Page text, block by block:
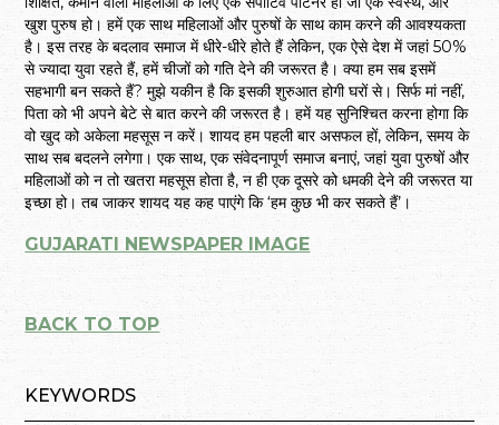
खुश पुरुष हो। हमें एक साथ महिलाओं और पुरुषों के साथ काम करने की आवश्यकता
है। इस तरह के बदलाव समाज में धीरे-धीरे होते हैं लेकिन, एक ऐसे देश में जहां 50%
से ज्यादा युवा रहते हैं, हमें चीजों को गति देने की जरूरत है। क्या हम सब इसमें
सहभागी बन सकते हैं? मुझे यकीन है कि इसकी शुरुआत होगी घरों से। सिर्फ मां नहीं,
पिता को भी अपने बेटे से बात करने की जरूरत है। हमें यह सुनिश्चित करना होगा कि
वो खुद को अकेला महसूस न करें। शायद हम पहली बार असफल हों, लेकिन, समय के
साथ सब बदलने लगेगा। एक साथ, एक संवेदनापूर्ण समाज बनाएं, जहां युवा पुरुषों और
महिलाओं को न तो खतरा महसूस होता है, न ही एक दूसरे को धमकी देने की जरूरत या
इच्छा हो। तब जाकर शायद यह कह पाएंगे कि ‘हम कुछ भी कर सकते हैं’।
GUJARATI NEWSPAPER IMAGE
BACK TO TOP
KEYWORDS